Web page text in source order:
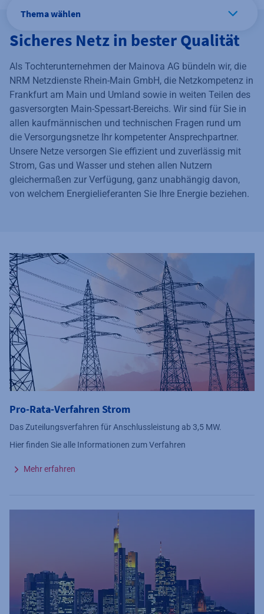
Thema wählen
Sicheres Netz in bester Qualität
Als Tochterunternehmen der Mainova AG bündeln wir, die
NRM Netzdienste Rhein-Main GmbH, die Netzkompetenz in
Frankfurt am Main und Umland sowie in weiten Teilen des
gasversorgten Main-Spessart-Bereichs. Wir sind für Sie in
allen kaufmännischen und technischen Fragen rund um
die Versorgungsnetze Ihr kompetenter Ansprechpartner.
Unsere Netze versorgen Sie effizient und zuverlässig mit
Strom, Gas und Wasser und stehen allen Nutzern
gleichermaßen zur Verfügung, ganz unabhängig davon,
von welchem Energielieferanten Sie Ihre Energie beziehen.
Pro-Rata-Verfahren Strom
Das Zuteilungsverfahren für Anschlussleistung ab 3,5 MW.
Hier finden Sie alle Informationen zum Verfahren
Mehr erfahren